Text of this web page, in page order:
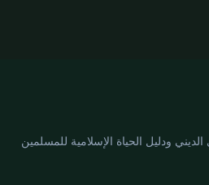
ودليل الحياة الإسلامية للمسلمين